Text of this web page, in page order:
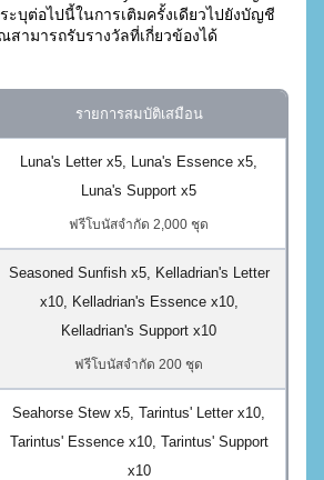
ะบุต่อไปนี้ในการเติมครั้งเดียวไปยังบัญชี
สามารถรับรางวัลที่เกี่ยวข้องได้
รายการสมบัติเสมือน
Luna's Letter x5, Luna's Essence x5,
Luna's Support x5
ฟรีโบนัสจํากัด 2,000 ชุด
Seasoned Sunfish x5, Kelladrian's Letter
x10, Kelladrian's Essence x10,
Kelladrian's Support x10
ฟรีโบนัสจํากัด 200 ชุด
Seahorse Stew x5, Tarintus' Letter x10,
Tarintus' Essence x10, Tarintus' Support
x10